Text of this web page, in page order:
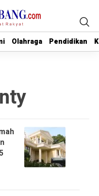
Olahraga Pendidikan
Olahraga Pendidikan